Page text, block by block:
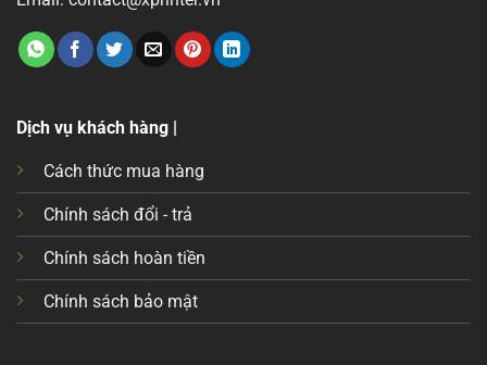
Dịch vụ khách hàng |
Cách thức mua hàng
Chính sách đổi - trả
Chính sách hoàn tiền
Chính sách bảo mật